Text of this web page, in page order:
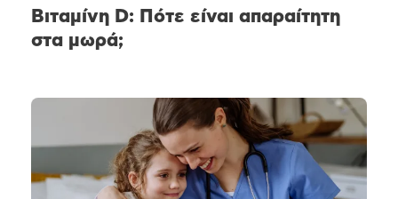
Βιταμίνη D: Πότε είναι απαραίτητη
στα μωρά;